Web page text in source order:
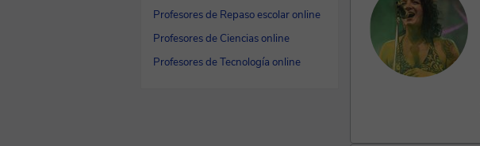
Profesores de Repaso escolar online
Profesores de Ciencias online
Profesores de Tecnología online